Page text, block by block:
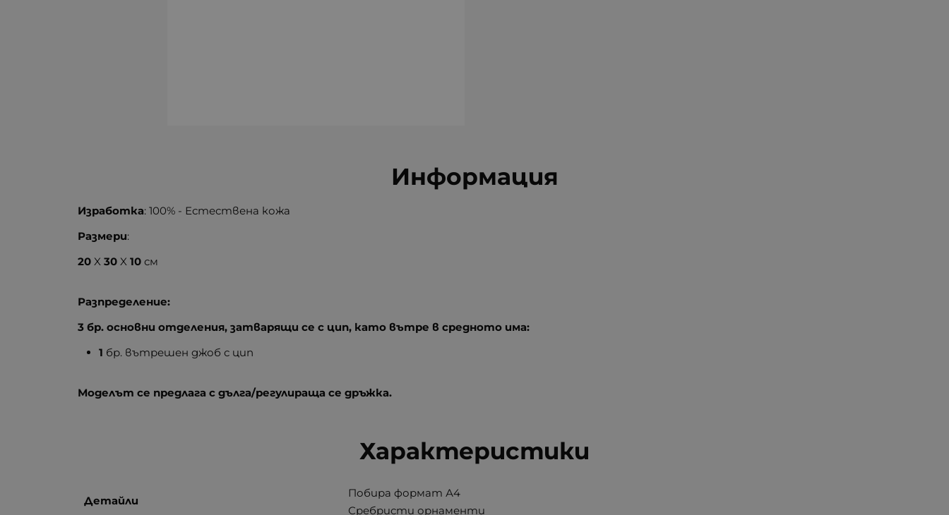
Информация
Изработка: 100% - Естествена кожа
Размери:
20 X30 X10 см
Разпределение:
3 бр. основни отделения, затварящи се с цип, като вътре в средното има:
1 бр. вътрешен джоб с цип
Моделът се предлага с дълга/регулираща се дръжка.
Характеристики
Детайли
Побира формат А4
Сребристи орнаменти